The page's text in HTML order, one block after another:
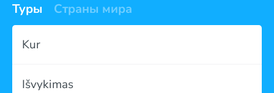
Туры Страны мира
Kur
Išvykimas